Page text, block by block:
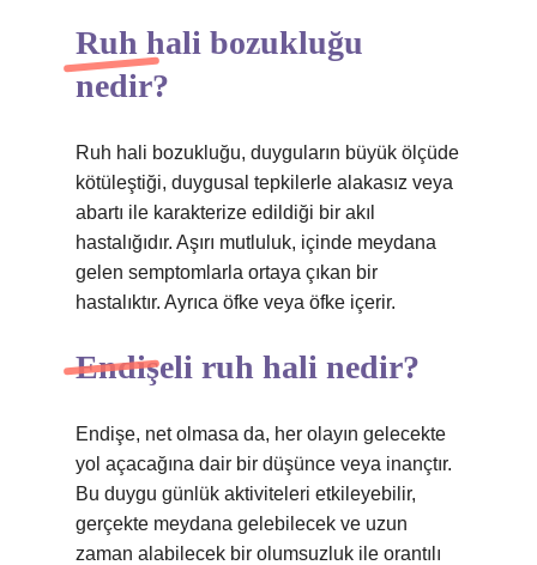
Ruh hali bozukluğu
nedir?
Ruh hali bozukluğu, duyguların büyük ölçüde
kötüleştiği, duygusal tepkilerle alakasız veya
abartı ile karakterize edildiği bir akıl
hastalığıdır. Aşırı mutluluk, içinde meydana
gelen semptomlarla ortaya çıkan bir
hastalıktır. Ayrıca öfke veya öfke içerir.
Endişeli ruh hali nedir?
Endişe, net olmasa da, her olayın gelecekte
yol açacağına dair bir düşünce veya inançtır.
Bu duygu günlük aktiviteleri etkileyebilir,
gerçekte meydana gelebilecek ve uzun
zaman alabilecek bir olumsuzluk ile orantılı